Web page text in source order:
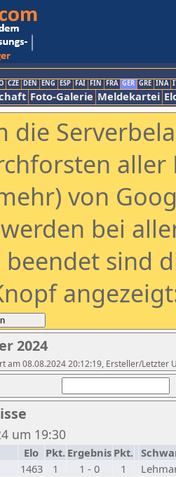
CZE DEN ENG ESP FAI FIN FRA GER GRE INA
Foto-Galerie Meldekartei
die
aller
von
bei
beendet sind
2024
am 08.08.2024 20:12:19, Ersteller/Letzter
um 19:30
Elo Pkt. Ergebnis Pkt.
1463 1 1 - 0 1